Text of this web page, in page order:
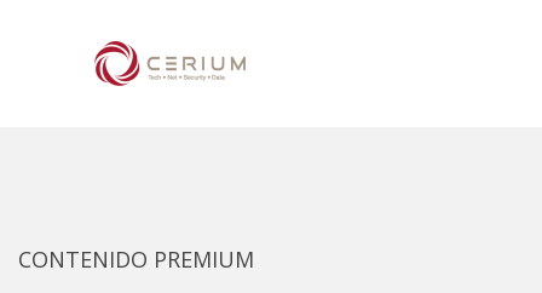
CONTENIDO PREMIUM